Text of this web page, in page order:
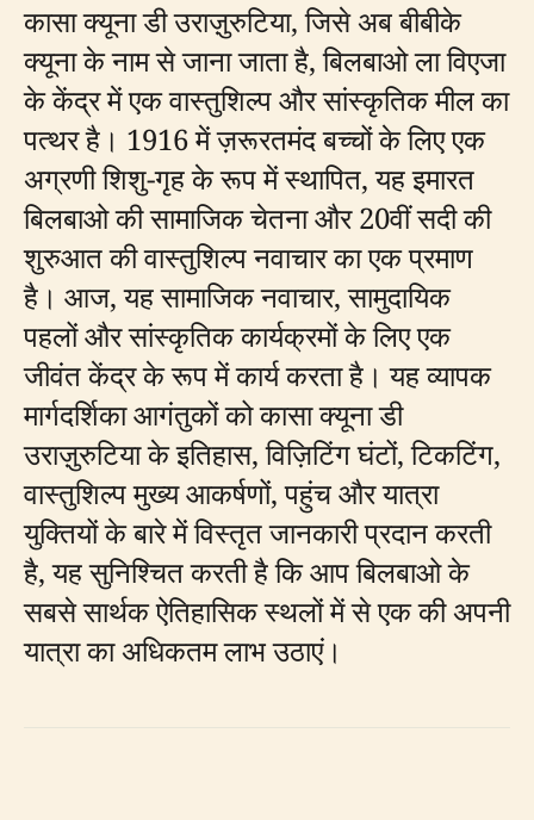
कासा क्यूना डी उराज़ुरुटिया, जिसे अब बीबीके
क्यूना के नाम से जाना जाता है, बिलबाओ ला विएजा
के केंद्र में एक वास्तुशिल्प और सांस्कृतिक मील का
पत्थर है। 1916 में ज़रूरतमंद बच्चों के लिए एक
अग्रणी शिशु-गृह के रूप में स्थापित, यह इमारत
बिलबाओ की सामाजिक चेतना और 20वीं सदी की
शुरुआत की वास्तुशिल्प नवाचार का एक प्रमाण
है। आज, यह सामाजिक नवाचार, सामुदायिक
पहलों और सांस्कृतिक कार्यक्रमों के लिए एक
जीवंत केंद्र के रूप में कार्य करता है। यह व्यापक
मार्गदर्शिका आगंतुकों को कासा क्यूना डी
उराज़ुरुटिया के इतिहास, विज़िटिंग घंटों, टिकटिंग,
वास्तुशिल्प मुख्य आकर्षणों, पहुंच और यात्रा
युक्तियों के बारे में विस्तृत जानकारी प्रदान करती
है, यह सुनिश्चित करती है कि आप बिलबाओ के
सबसे सार्थक ऐतिहासिक स्थलों में से एक की अपनी
यात्रा का अधिकतम लाभ उठाएं।